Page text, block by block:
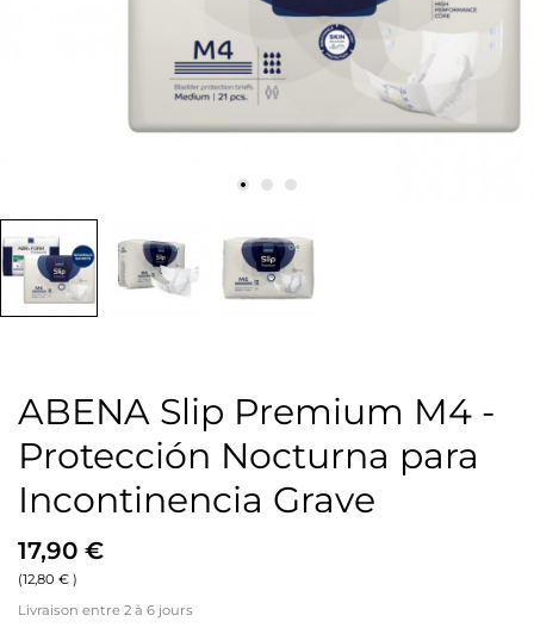
ABENA Slip Premium M4 -
Protección Nocturna para
Incontinencia Grave
17,90 €
(12,80 € )
Livraison entre 2 à 6 jours